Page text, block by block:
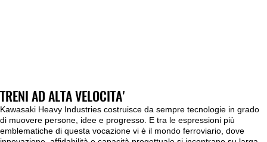
TRENI AD ALTA VELOCITA'
Kawasaki Heavy Industries costruisce da sempre tecnologie in grado
di muovere persone, idee e progresso. E tra le espressioni più
emblematiche di questa vocazione vi è il mondo ferroviario, dove